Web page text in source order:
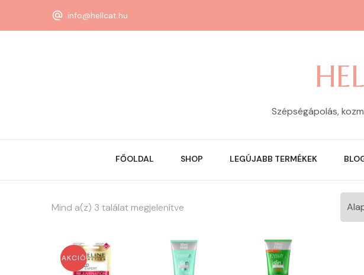
info@hellcat.hu
Szépségápolás,
FŐOLDAL SHOP LEGÚJABB TERMÉKEK
Mind a(z) 3 találat megjelenítve
AKCIÓ!